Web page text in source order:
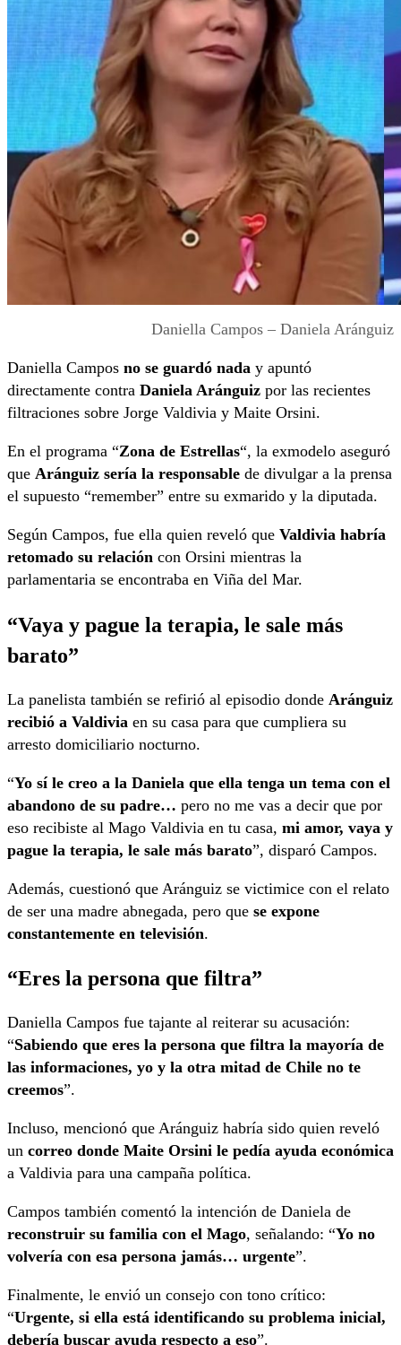
Daniella Campos – Daniela Aránguiz
Daniella Campos no se guardó nada y apuntó
directamente contra Daniela Aránguiz por las recientes
filtraciones sobre Jorge Valdivia y Maite Orsini.
En el programa “Zona de Estrellas“, la exmodelo aseguró
que Aránguiz sería la responsable de divulgar a la prensa
el supuesto “remember” entre su exmarido y la diputada.
Según Campos, fue ella quien reveló que Valdivia habría
retomado su relación con Orsini mientras la
parlamentaria se encontraba en Viña del Mar.
“Vaya y pague la terapia, le sale más
barato”
La panelista también se refirió al episodio donde Aránguiz
recibió a Valdivia en su casa para que cumpliera su
arresto domiciliario nocturno.
“Yo sí le creo a la Daniela que ella tenga un tema con el
abandono de su padre… pero no me vas a decir que por
eso recibiste al Mago Valdivia en tu casa, mi amor, vaya y
pague la terapia, le sale más barato”, disparó Campos.
Además, cuestionó que Aránguiz se victimice con el relato
de ser una madre abnegada, pero que se expone
constantemente en televisión.
“Eres la persona que filtra”
Daniella Campos fue tajante al reiterar su acusación:
“Sabiendo que eres la persona que filtra la mayoría de
las informaciones, yo y la otra mitad de Chile no te
creemos”.
Incluso, mencionó que Aránguiz habría sido quien reveló
un correo donde Maite Orsini le pedía ayuda económica
a Valdivia para una campaña política.
Campos también comentó la intención de Daniela de
reconstruir su familia con el Mago, señalando: “Yo no
volvería con esa persona jamás… urgente”.
Finalmente, le envió un consejo con tono crítico:
“Urgente, si ella está identificando su problema inicial,
debería buscar ayuda respecto a eso”.